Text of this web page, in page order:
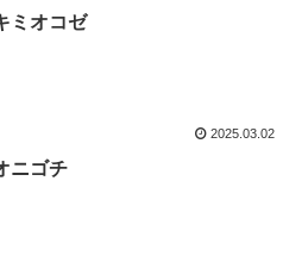
ミオコゼ
2025.03.02
ニゴチ